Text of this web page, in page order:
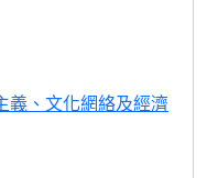
義、文化網絡及經濟